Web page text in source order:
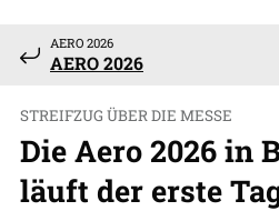
AERO 2026
AERO 2026
STREIFZUG ÜBER DIE MESSE
Die Aero 2026 in
läuft der erste